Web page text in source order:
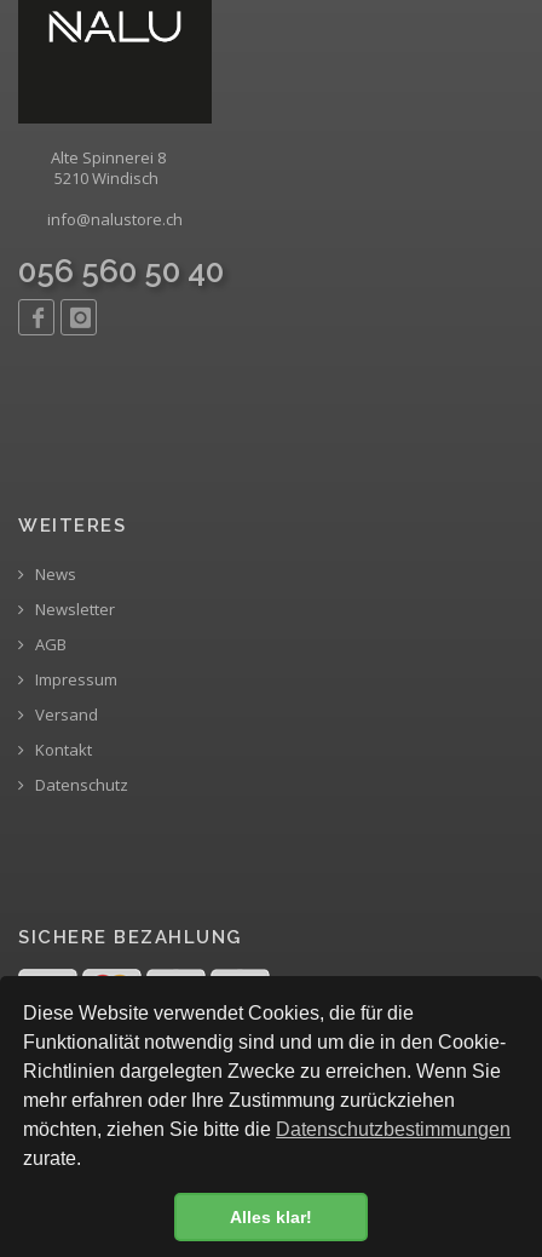
Datenschutzbestimmung
Diese Website verwendet Cookies, die für die
Funktionalität notwendig sind und um die in den Cookie-
Richtlinien dargelegten Zwecke zu erreichen. Wenn Sie
mehr erfahren oder Ihre Zustimmung zurückziehen
möchten, ziehen Sie bitte die Datenschutzbestimmungen
zurate.
Alles klar!
Alte Spinnerei 8
5210 Windisch
info@nalustore.ch
056 560 50 40
WEITERES
News
Newsletter
AGB
Impressum
Versand
Kontakt
Datenschutz
SICHERE BEZAHLUNG
© All Rights Reserved, Nalu Store Windisch